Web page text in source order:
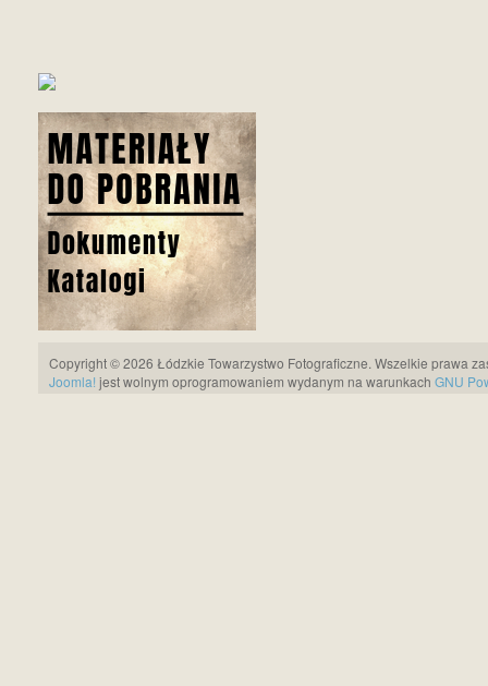
Copyright © 2026 Łódzkie Towarzystwo Fotograficzne. Wszelkie prawa
Joomla! jest wolnym oprogramowaniem wydanym na warunkach GNU